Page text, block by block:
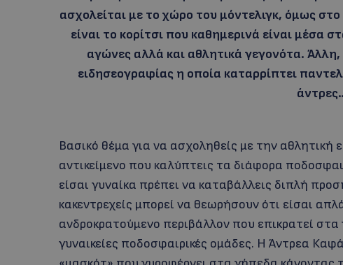
ασχολείται με το χώρο του μόντελιγκ, όμως
είναι το κορίτσι που καθημερινά είναι μέσα
αγώνες αλλά και αθλητικά γεγονότα.
ειδησεογραφίας η οποία καταρρίπτει
Βασικό θέμα για να ασχοληθείς με την αθλητική
αντικείμενο που καλύπτεις τα διάφορα
είσαι γυναίκα πρέπει να καταβάλλεις διπλή
κακεντρεχείς μπορεί να θεωρήσουν ότι είσαι
ανδροκρατούμενο περιβάλλον που επικρατεί
γυναικείες ποδοσφαιρικές ομάδες. Η Άντρεα